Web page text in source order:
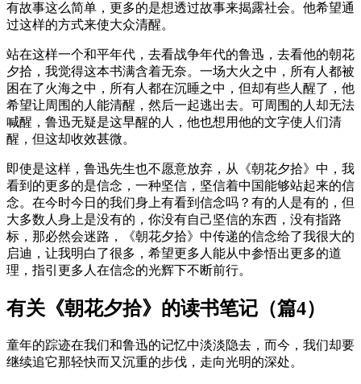
有故事这么简单，更多的是想透过故事来揭露社会。他希望通
过这样的方式来使大众清醒。
站在这样一个和平年代，去看战争年代的鲁迅，去看他的朝花
夕拾，我觉得这本书满含着无奈。一场大火之中，所有人都被
困在了火海之中，所有人都在沉睡之中，但却有些人醒了，他
希望让周围的人能清醒，然后一起逃出去。可周围的人却无法
喊醒，鲁迅无疑是这早醒的人，他也想用他的文字使人们清
醒，但这却收效甚微。
即使是这样，鲁迅先生也不愿意放弃，从《朝花夕拾》中，我
看到的更多的是信念，一种坚信，坚信着中国能够站起来的信
念。在今时今日的我们身上有看到信念吗？有的人是有的，但
大多数人身上是没有的，你没有自己坚信的东西，没有指路
标，那必然会迷路，《朝花夕拾》中传递的信念给了我很大的
启迪，让我明白了很多，希望更多人能从中参悟出更多的道
理，指引更多人在信念的光辉下不断前行。
有关《朝花夕拾》的读书笔记（篇4）
童年的踪迹在我们和鲁迅的记忆中淡淡隐去，而今，我们却要
继续追它那轻快而又沉重的步伐，走向光明的深处。